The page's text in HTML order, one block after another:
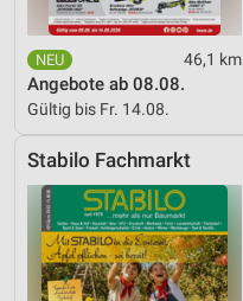
46,1 km
Angebote ab 08.08.
Gültig bis Fr. 14.08.
Stabilo Fachmarkt
Nicht-IAB-Verarbeitungszwecke:
Notwendig
Performance
Werbung